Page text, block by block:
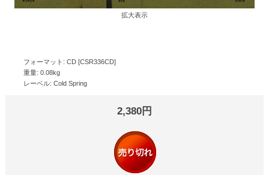
拡大表示
フォーマット: CD [CSR336CD]
重量: 0.08kg
レーベル: Cold Spring
2,380円